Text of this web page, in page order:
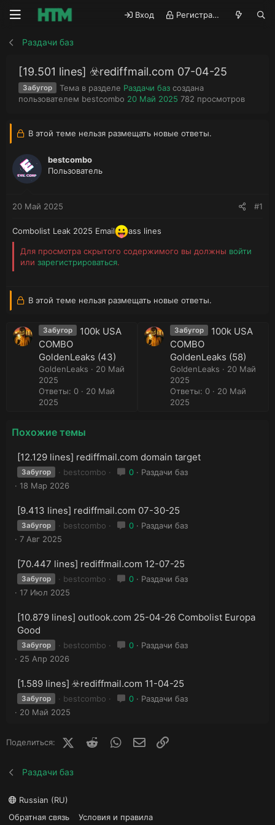
Вход Регистрация
Раздачи баз
[19.501 lines] ☣️rediffmail.com 07-04-25
Забугор Тема в разделе Раздачи базсоздана
пользователем А
о
е
м
bestcombo Д
а
20 Май 2025 П
с
782 просмотров
В этой теме нельзя размещать новые ответы.
bestcombo
Пользователь
20 Май 2025 #1
Combolist Leak 2025 Email ass lines
Для просмотра скрытого содержимого вы должны войти
или зарегистрироваться.
В этой теме нельзя размещать новые ответы.
Забугор
100k USA
COMBO
GoldenLeaks (43)
GoldenLeaks
20 Май
2025
Ответы: 0
20 Май
2025
Забугор
100k USA
COMBO
GoldenLeaks (58)
GoldenLeaks
20 Май
2025
Ответы: 0
20 Май
2025
Похожие темы
[12.129 lines] rediffmail.com domain target
Забугор bestcombo 0
Раздачи баз
18 Мар 2026
[9.413 lines] rediffmail.com 07-30-25
Забугор bestcombo 0
Раздачи баз
7 Авг 2025
[70.447 lines] rediffmail.com 12-07-25
Забугор bestcombo 0
Раздачи баз
17 Июл 2025
[10.879 lines] outlook.com 25-04-26 Combolist Europa
Good
Забугор bestcombo 0
Раздачи баз
25 Апр 2026
[1.589 lines] ☣️rediffmail.com 11-04-25
Забугор bestcombo 0
Раздачи баз
20 Май 2025
Поделиться: X (Twitter)Reddit WhatsApp
E-mail
Раздачи баз
Russian (RU)
Обратная связь
Условия и правила